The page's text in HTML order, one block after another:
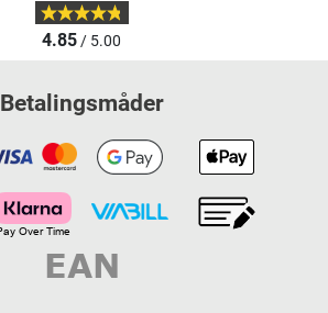
4.85/ 5.00
Betalingsmåder